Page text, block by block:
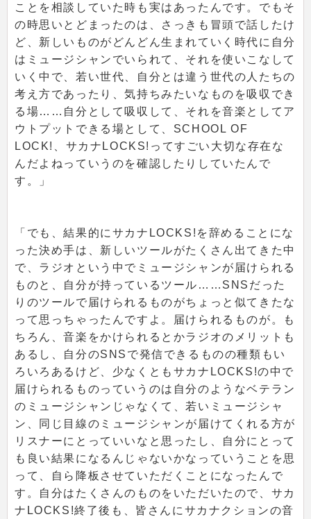
ことを相談していた時も実はあったんです。でもそ
の時思いとどまったのは、さっきも冒頭で話したけ
ど、新しいものがどんどん生まれていく時代に自分
はミュージシャンでいられて、それを使いこなして
いく中で、若い世代、自分とは違う世代の人たちの
考え方であったり、気持ちみたいなものを吸収でき
る場……自分として吸収して、それを音楽としてア
ウトプットできる場として、SCHOOL OF
LOCK!、サカナLOCKS!ってすごい大切な存在な
んだよねっていうのを確認したりしていたんで
す。」
「でも、結果的にサカナLOCKS!を辞めることにな
った決め手は、新しいツールがたくさん出てきた中
で、ラジオという中でミュージシャンが届けられる
ものと、自分が持っているツール……SNSだった
りのツールで届けられるものがちょっと似てきたな
って思っちゃったんですよ。届けられるものが。も
ちろん、音楽をかけられるとかラジオのメリットも
あるし、自分のSNSで発信できるものの種類もい
ろいろあるけど、少なくともサカナLOCKS!の中で
届けられるものっていうのは自分のようなベテラン
のミュージシャンじゃなくて、若いミュージシャ
ン、同じ目線のミュージシャンが届けてくれる方が
リスナーにとっていいなと思ったし、自分にとって
も良い結果になるんじゃないかなっていうことを思
って、自ら降板させていただくことになったんで
す。自分はたくさんのものをいただいたので、サカ
ナLOCKS!終了後も、皆さんにサカナクションの音